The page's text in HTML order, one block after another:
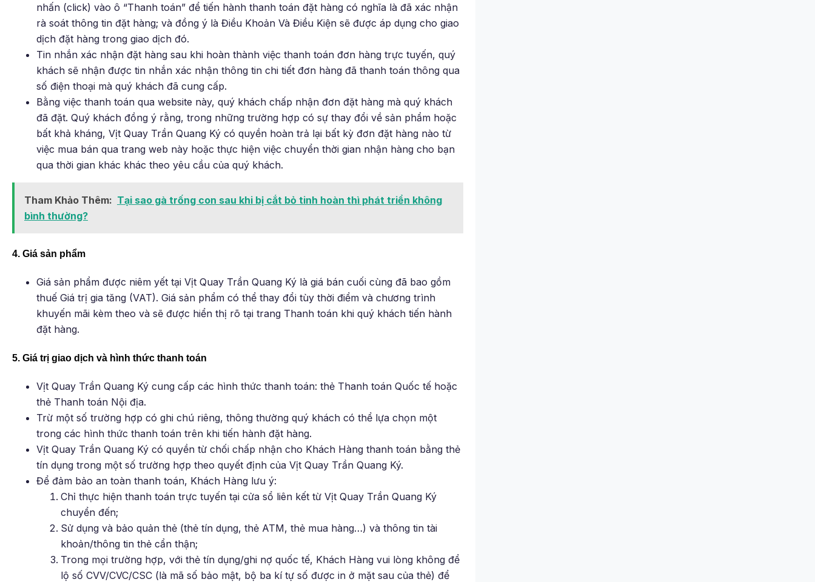
nhấn (click) vào ô “Thanh toán” để tiến hành thanh toán đặt hàng có nghĩa là đã xác nhận
rà soát thông tin đặt hàng; và đồng ý là Điều Khoản Và Điều Kiện sẽ được áp dụng cho giao
dịch đặt hàng trong giao dịch đó.
Tin nhắn xác nhận đặt hàng sau khi hoàn thành việc thanh toán đơn hàng trực tuyến, quý
khách sẽ nhận được tin nhắn xác nhận thông tin chi tiết đơn hàng đã thanh toán thông qua
số điện thoại mà quý khách đã cung cấp.
Bằng việc thanh toán qua website này, quý khách chấp nhận đơn đặt hàng mà quý khách
đã đặt. Quý khách đồng ý rằng, trong những trường hợp có sự thay đổi về sản phẩm hoặc
bất khả kháng, Vịt Quay Trần Quang Ký có quyền hoàn trả lại bất kỳ đơn đặt hàng nào từ
việc mua bán qua trang web này hoặc thực hiện việc chuyển thời gian nhận hàng cho bạn
qua thời gian khác khác theo yêu cầu của quý khách.
Tham Khảo Thêm: Tại sao gà trống con sau khi bị cắt bỏ tinh hoàn thì phát triển không
bình thường?
4. Giá sản phẩm
Giá sản phẩm được niêm yết tại Vịt Quay Trần Quang Ký là giá bán cuối cùng đã bao gồm
thuế Giá trị gia tăng (VAT). Giá sản phẩm có thể thay đổi tùy thời điểm và chương trình
khuyến mãi kèm theo và sẽ được hiển thị rõ tại trang Thanh toán khi quý khách tiến hành
đặt hàng.
5. Giá trị giao dịch và hình thức thanh toán
Vịt Quay Trần Quang Ký cung cấp các hình thức thanh toán: thẻ Thanh toán Quốc tế hoặc
thẻ Thanh toán Nội địa.
Trừ một số trường hợp có ghi chú riêng, thông thường quý khách có thể lựa chọn một
trong các hình thức thanh toán trên khi tiến hành đặt hàng.
Vịt Quay Trần Quang Ký có quyền từ chối chấp nhận cho Khách Hàng thanh toán bằng thẻ
tín dụng trong một số trường hợp theo quyết định của Vịt Quay Trần Quang Ký.
Để đảm bảo an toàn thanh toán, Khách Hàng lưu ý:
Chỉ thực hiện thanh toán trực tuyến tại cửa sổ liên kết từ Vịt Quay Trần Quang Ký
chuyển đến;
Sử dụng và bảo quản thẻ (thẻ tín dụng, thẻ ATM, thẻ mua hàng…) và thông tin tài
khoản/thông tin thẻ cẩn thận;
Trong mọi trường hợp, với thẻ tín dụng/ghi nợ quốc tế, Khách Hàng vui lòng không để
lộ số CVV/CVC/CSC (là mã số bảo mật, bộ ba kí tự số được in ở mặt sau của thẻ) để